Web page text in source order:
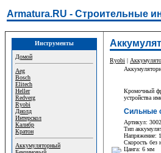
Armatura.RU - Строительные
Инструменты
Домой
Aeg
Bosch
Elitech
Heller
Redverg
Ryobi
Диолд
Интерскол
Калибр
Кратон
Аккумуляторный
Ryobi |
Кромочный
устройства
Сильные
Артикул:
Тип
Напряжение:
Скорость без
Цанга: 6 мм